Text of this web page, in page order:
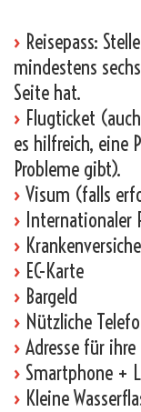
› Reisepass:
mindestens
Seite hat.
› Flugticket
es hilfreich, eine
Probleme gibt).
› Visum (falls
› Internationaler
›
› EC-Karte
› Bargeld
› Nützliche
› Adresse für
› Smartphone +
› Kleine